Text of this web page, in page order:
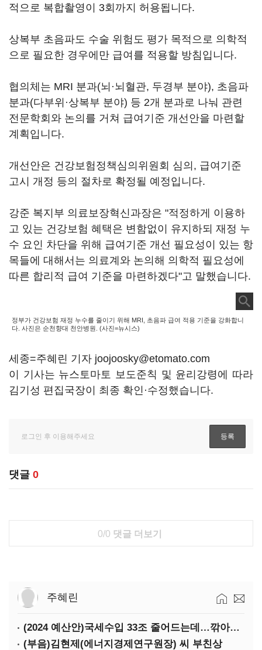
적으로 복합촬영이 3회까지 허용됩니다.
상복부 초음파도 수술 위험도 평가 목적으로 의학적
으로 필요한 경우에만 급여를 적용할 방침입니다.
협의체는 MRI 분과(뇌·뇌혈관, 두경부 분야), 초음파
분과(다부위·상복부 분야) 등 2개 분과로 나눠 관련
전문학회와 논의를 거쳐 급여기준 개선안을 마련할
계획입니다.
개선안은 건강보험정책심의위원회 심의, 급여기준
고시 개정 등의 절차로 확정될 예정입니다.
강준 복지부 의료보장혁신과장은 "적정하게 이용하
고 있는 건강보험 혜택은 변함없이 유지하되 재정 누
수 요인 차단을 위해 급여기준 개선 필요성이 있는 항
목들에 대해서는 의료계와 논의해 의학적 필요성에
따른 합리적 급여 기준을 마련하겠다"고 말했습니다.
정부가 건강보험 재정 누수를 줄이기 위해 MRI, 초음파 급여 적용 기준을 강화합니
다. 사진은 순천향대 천안병원. (사진=뉴시스)
세종=주혜린 기자 joojoosky@etomato.com
이 기사는 뉴스토마토 보도준칙 및 윤리강령에 따라
김기성 편집국장이 최종 확인·수정했습니다.
댓글 0
0/0 댓글 더보기
주혜린
(2024 예산안)국세수입 33조 줄어드는데…깎아주는 세금 '77조'
(부음)김현제(에너지경제연구원장) 씨 부친상